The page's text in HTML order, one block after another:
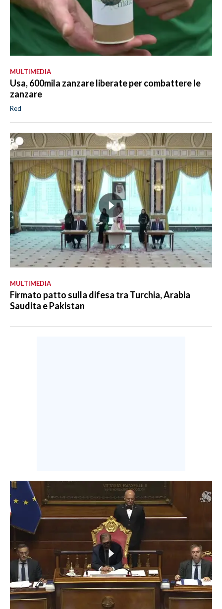
MULTIMEDIA
Usa, 600mila zanzare liberate per combattere le
zanzare
Red
MULTIMEDIA
Firmato patto sulla difesa tra Turchia, Arabia
Saudita e Pakistan